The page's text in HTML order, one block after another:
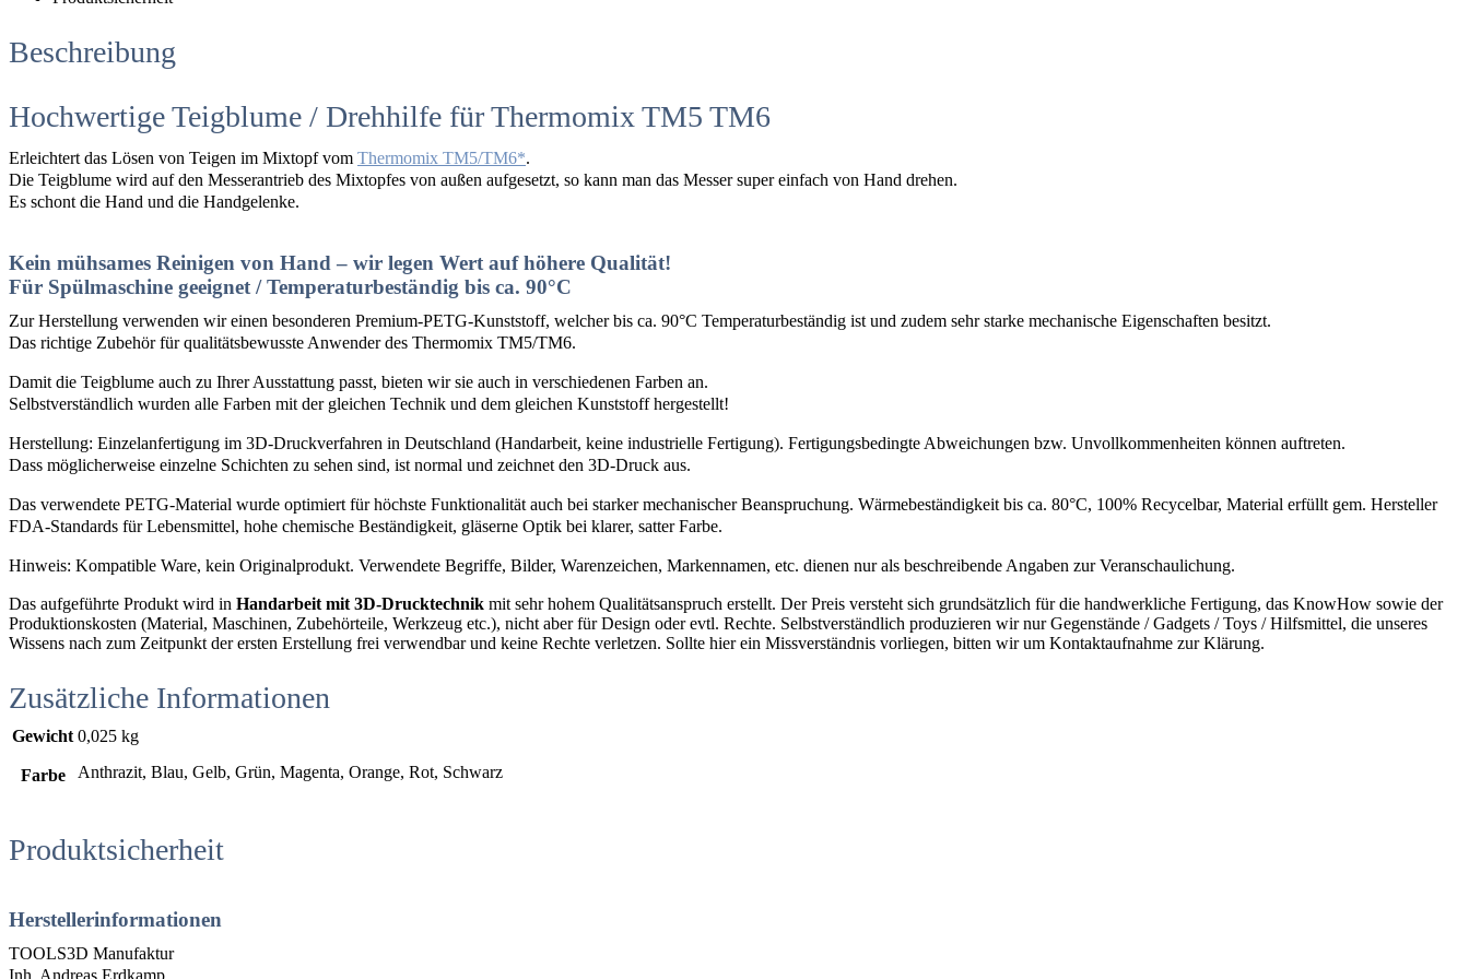
Beschreibung
Hochwertige Teigblume / Drehhilfe für Thermomix TM5 TM6
Erleichtert das Lösen von Teigen im Mixtopf vom Thermomix TM5/TM6 .
Die Teigblume wird auf den Messerantrieb des Mixtopfes von außen aufgesetzt, so kann man das Messer super einfach von Hand drehen.
Es schont die Hand und die Handgelenke.
Kein mühsames Reinigen von Hand – wir legen Wert auf höhere Qualität!
Für Spülmaschine geeignet / Temperaturbeständig bis ca. 90°C
Zur Herstellung verwenden wir einen besonderen Premium-PETG-Kunststoff, welcher bis ca. 90°C Temperaturbeständig ist und zudem sehr starke mechanische Eigenschaften besitzt.
Das richtige Zubehör für qualitätsbewusste Anwender des Thermomix TM5/TM6.
Damit die Teigblume auch zu Ihrer Ausstattung passt, bieten wir sie auch in verschiedenen Farben an.
Selbstverständlich wurden alle Farben mit der gleichen Technik und dem gleichen Kunststoff hergestellt!
Herstellung: Einzelanfertigung im 3D-Druckverfahren in Deutschland (Handarbeit, keine industrielle Fertigung). Fertigungsbedingte Abweichungen bzw. Unvollkommenheiten können auftreten.
Dass möglicherweise einzelne Schichten zu sehen sind, ist normal und zeichnet den 3D-Druck aus.
Das verwendete PETG-Material wurde optimiert für höchste Funktionalität auch bei starker mechanischer Beanspruchung. Wärmebeständigkeit bis ca. 80°C, 100% Recycelbar, Material erfüllt gem. Hersteller
FDA-Standards für Lebensmittel, hohe chemische Beständigkeit, gläserne Optik bei klarer, satter Farbe.
Hinweis: Kompatible Ware, kein Originalprodukt. Verwendete Begriffe, Bilder, Warenzeichen, Markennamen, etc. dienen nur als beschreibende Angaben zur Veranschaulichung.
Das aufgeführte Produkt wird in Handarbeit mit 3D-Drucktechnik mit sehr hohem Qualitätsanspruch erstellt. Der Preis versteht sich grundsätzlich für die handwerkliche Fertigung, das KnowHow sowie der
Produktionskosten (Material, Maschinen, Zubehörteile, Werkzeug etc.), nicht aber für Design oder evtl. Rechte. Selbstverständlich produzieren wir nur Gegenstände / Gadgets / Toys / Hilfsmittel, die unseres
Wissens nach zum Zeitpunkt der ersten Erstellung frei verwendbar und keine Rechte verletzen. Sollte hier ein Missverständnis vorliegen, bitten wir um Kontaktaufnahme zur Klärung.
Zusätzliche Informationen
Gewicht 0,025 kg
Farbe Anthrazit, Blau, Gelb, Grün, Magenta, Orange, Rot, Schwarz
Produktsicherheit
Herstellerinformationen
TOOLS3D Manufaktur
Inh. Andreas Erdkamp